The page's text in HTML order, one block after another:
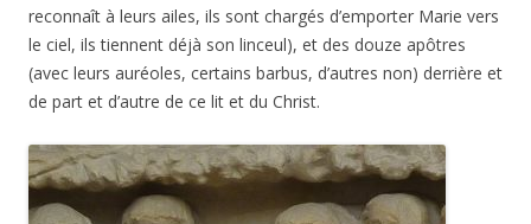
reconnaît à leurs ailes, ils sont chargés d’emporter Marie vers
le ciel, ils tiennent déjà son linceul), et des douze apôtres
(avec leurs auréoles, certains barbus, d’autres non) derrière et
de part et d’autre de ce lit et du Christ.